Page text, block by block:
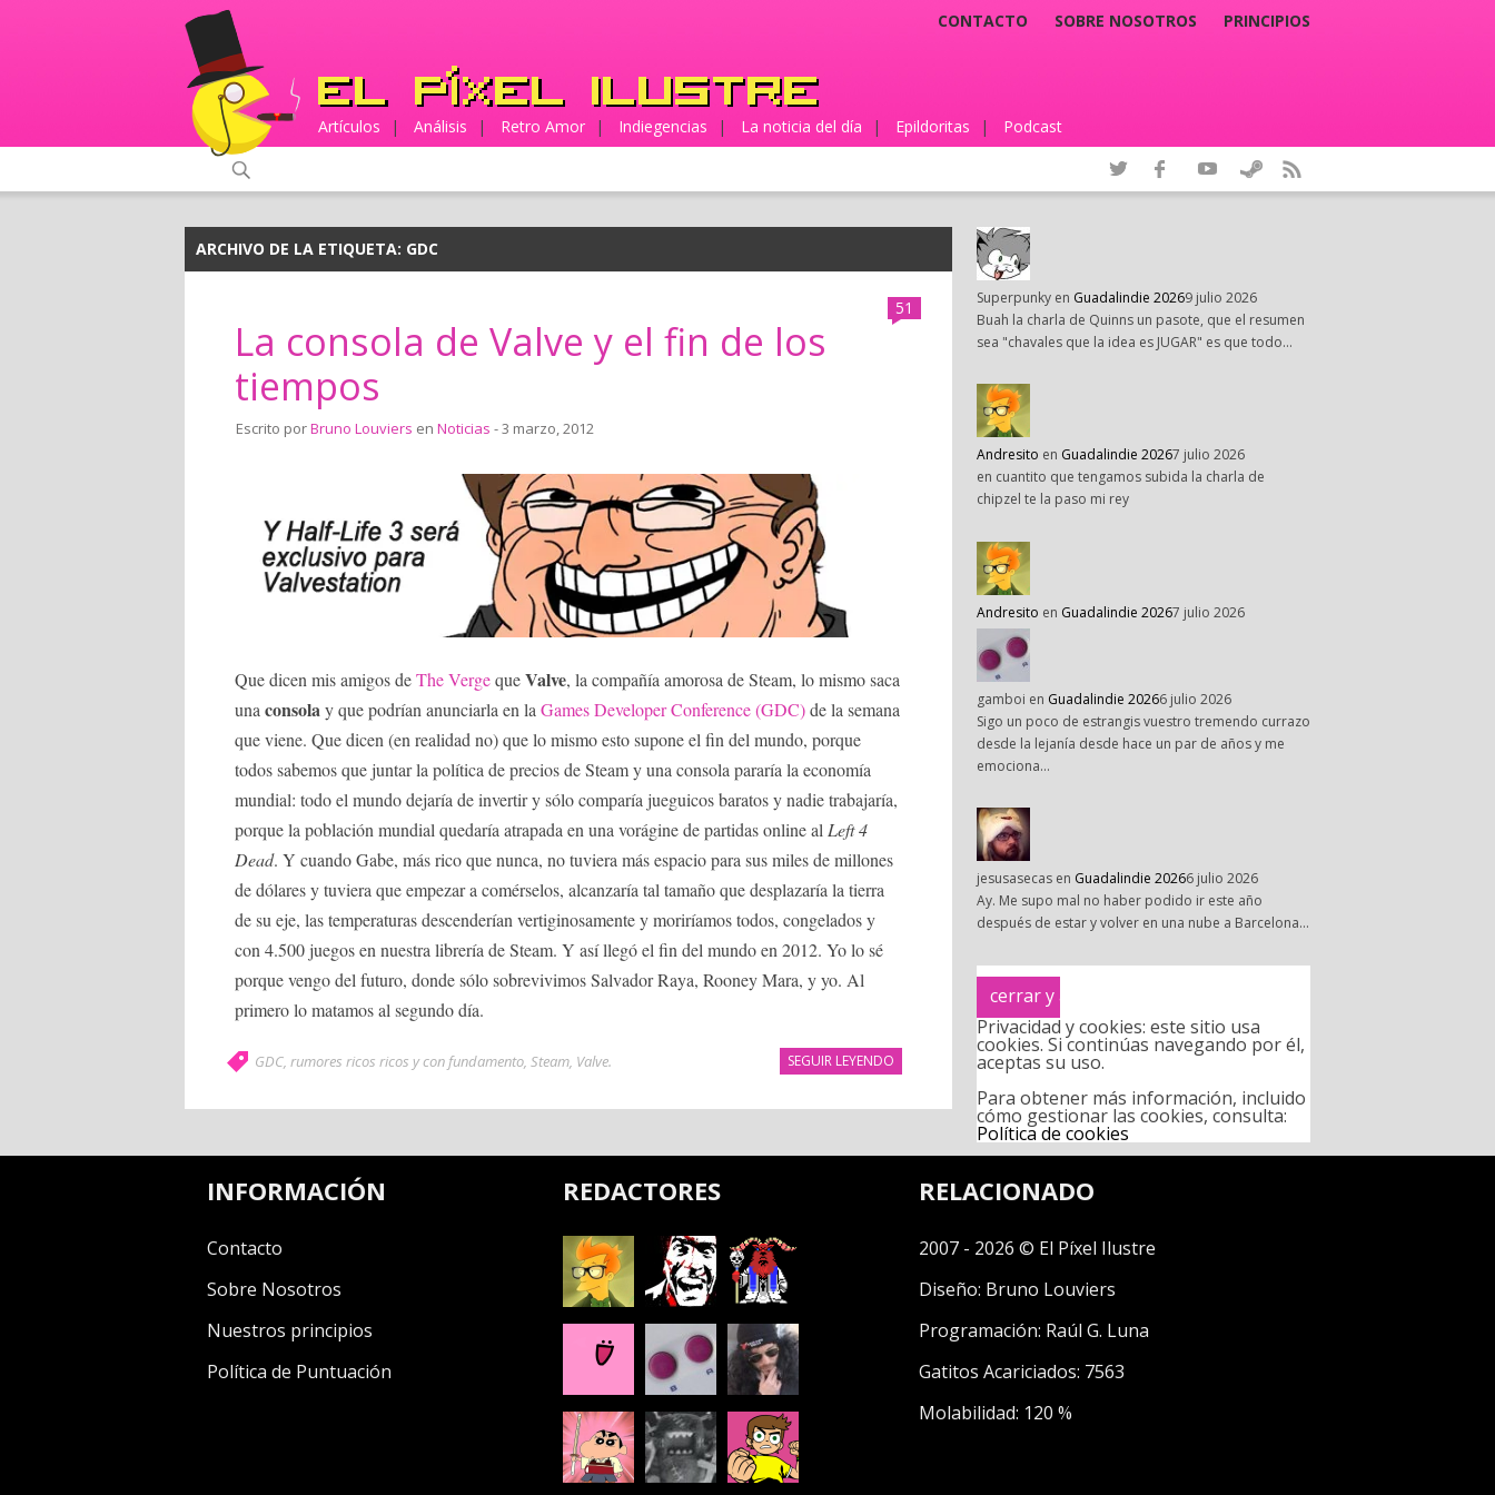
CONTACTO SOBRE NOSOTROS PRINCIPIOS
Artículos | Análisis | Retro Amor | Indiegencias | La noticia del día | Epildoritas | Podcast
ARCHIVO DE LA ETIQUETA: GDC
51
La consola de Valve y el fin de los
tiempos
Escrito porBruno Louviers en Noticias - 3 marzo, 2012
Que dicen mis amigos deThe VergequeValve, la compañía amorosa de Steam, lo mismo saca
unaconsolay que podrían anunciarla en laGames Developer Conference (GDC)de la semana
que viene. Que dicen (en realidad no) que lo mismo esto supone el fin del mundo, porque
todos sabemos que juntar la política de precios de Steam y una consola pararía la economía
mundial: todo el mundo dejaría de invertir y sólo comparía jueguicos baratos y nadie trabajaría,
porque la población mundial quedaría atrapada en una vorágine de partidas online alLeft 4
Dead. Y cuando Gabe, más rico que nunca, no tuviera más espacio para sus miles de millones
de dólares y tuviera que empezar a comérselos, alcanzaría tal tamaño que desplazaría la tierra
de su eje, las temperaturas descenderían vertiginosamente y moriríamos todos, congelados y
con 4.500 juegos en nuestra librería de Steam. Y así llegó el fin del mundo en 2012. Yo lo sé
porque vengo del futuro, donde sólo sobrevivimos Salvador Raya, Rooney Mara, y yo. Al
primero lo matamos al segundo día.
SEGUIR LEYENDO
GDC, rumores ricos ricos y con fundamento, Steam, Valve.
Superpunky en Guadalindie 20269 julio 2026
Buah la charla de Quinns un pasote, que el resumen
sea "chavales que la idea es JUGAR" es que todo…
Andresito en Guadalindie 20267 julio 2026
en cuantito que tengamos subida la charla de
chipzel te la paso mi rey
Andresito en Guadalindie 20267 julio 2026
gamboi en Guadalindie 20266 julio 2026
Sigo un poco de estrangis vuestro tremendo currazo
desde la lejanía desde hace un par de años y me
emociona…
jesusasecas en Guadalindie 20266 julio 2026
Ay. Me supo mal no haber podido ir este año
después de estar y volver en una nube a Barcelona…
Privacidad y cookies: este sitio usa
cookies. Si continúas navegando por él,
aceptas su uso.
Para obtener más información, incluido
cómo gestionar las cookies, consulta:
Política de cookies
INFORMACIÓN
Contacto
Sobre Nosotros
Nuestros principios
Política de Puntuación
REDACTORES RELACIONADO
2007 - 2026 © El Píxel Ilustre
Diseño: Bruno Louviers
Programación: Raúl G. Luna
Gatitos Acariciados: 7563
Molabilidad: 120 %